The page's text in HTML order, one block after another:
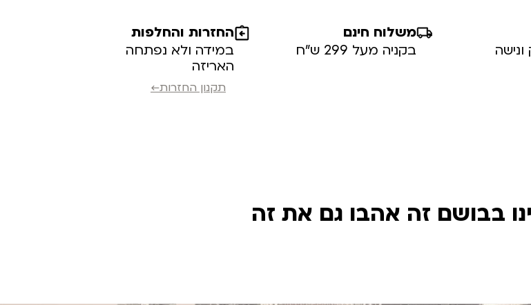
משלוח חינם
בקניה מעל 299 ש”ח
החזרות והחלפות
במידה ולא נפתחה
האריזה
תקנון החזרות←
בבושם זה אהבו גם את זה